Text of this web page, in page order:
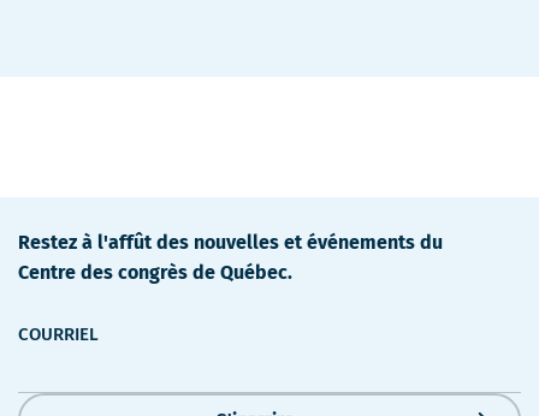
Restez à l'affût des nouvelles et événements du
Centre des congrès de Québec.
COURRIEL